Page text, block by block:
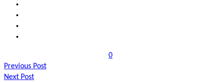
0
Previous Post
Next Post